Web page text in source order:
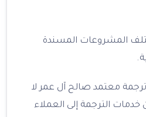
المشروعات المسندة
معتمد صالح آل عمر لا
الترجمة إلى العملاء